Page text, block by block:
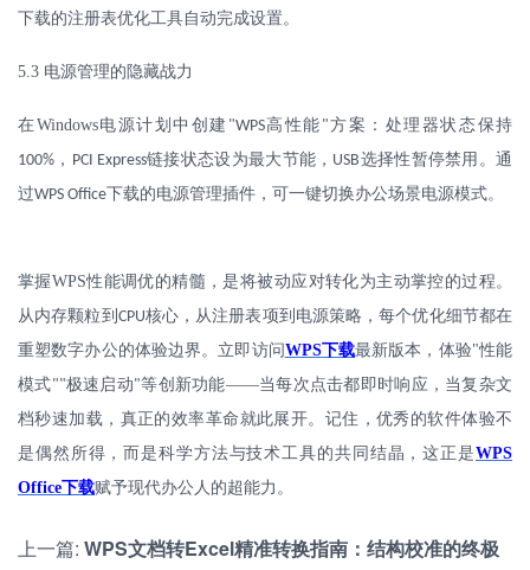
下载的注册表优化工具自动完成设置。
5.3 电源管理的隐藏战力
在Windows电源计划中创建 "WPS高性能 "方案：处理器状态保持
100% ， PCI Express链接状态设为最大节能， USB选择性暂停禁用。通
过WPS Office下载的电源管理插件，可一键切换办公场景电源模式。
掌握WPS性能调优的精髓，是将被动应对转化为主动掌控的过程。
从内存颗粒到 CPU核心，从注册表项到电源策略，每个优化细节都在
重塑数字办公的体验边界。立即访问WPS下载最新版本，体验"性能
模式""极速启动"等创新功能——当每次点击都即时响应，当复杂文
档秒速加载，真正的效率革命就此展开。记住，优秀的软件体验不
是偶然所得，而是科学方法与技术工具的共同结晶，这正是WPS
Office下载赋予现代办公人的超能力。
上一篇: WPS文档转Excel精准转换指南：结构校准的终极